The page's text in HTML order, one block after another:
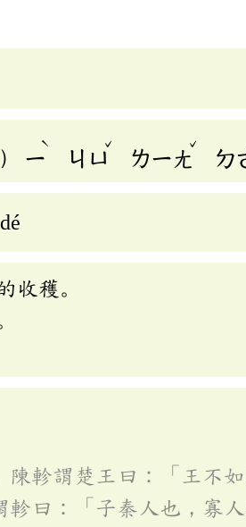
ㄧ
ˋ
ㄐㄩ
ˇ
ㄌㄧㄤ
ˇ
ㄉ
收穫。
軫謂楚王曰：「王不
軫曰：「子秦人也，寡